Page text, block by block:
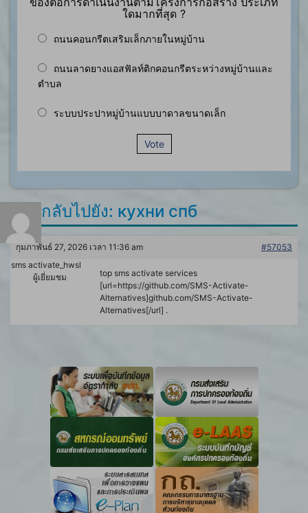
ใดมากที่สุด ?
ถนนคอนกรีตเสริมเล็กภายในหมู่บ้าน
ถนนลาดยางแอสฟัลท์ติกคอนกรีตระหว่างหมู่บ้านและ
ตำบล
ระบบประปาหมู่บ้านแบบบาดาลขนาดเล็ก
Vote
ตอบกลับไปยัง: кухни спб
กุมภาพันธ์ 27, 2026 เวลา 11:36 am
#57053
sms activate_hwsl
ผู้เยี่ยมชม
top sms activate services
[url=https://github.com/SMS-Activate-
Alternatives]github.com/SMS-Activate-
Alternatives[/url] .